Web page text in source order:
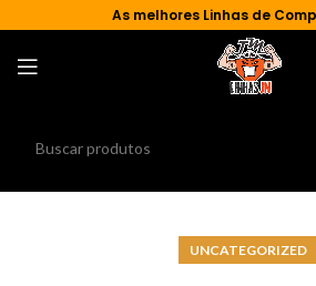
As melhores Linhas de
UNCATEGORIZED